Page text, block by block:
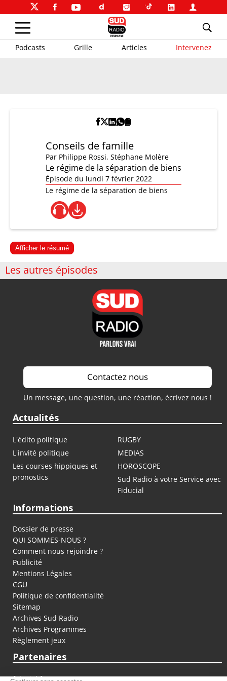
Podcasts Grille Articles Intervenez
Conseils de famille
Par Philippe Rossi, Stéphane Molère
Le régime de la séparation de biens
Épisode du lundi 7 février 2022
Le régime de la séparation de biens
Afficher le résumé
Les autres épisodes
Contactez nous
Un message, une question, une réaction, écrivez nous !
Actualités
L'édito politique
RUGBY
L'invité politique
MEDIAS
Les courses hippiques et
pronostics
HOROSCOPE
Sud Radio à votre Service avec
Fiducial
Informations
Dossier de presse
QUI SOMMES-NOUS ?
Comment nous rejoindre ?
Publicité
Mentions Légales
CGU
Politique de confidentialité
Sitemap
Archives Sud Radio
Archives Programmes
Règlement jeux
Partenaires
fiducial.fr